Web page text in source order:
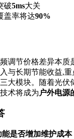
破5ms大关
盖率将达90%
调节价格差异本质
与长期节能收益,重
大模块。随着光伏
术将成为 户外电源
是否增加维护成本